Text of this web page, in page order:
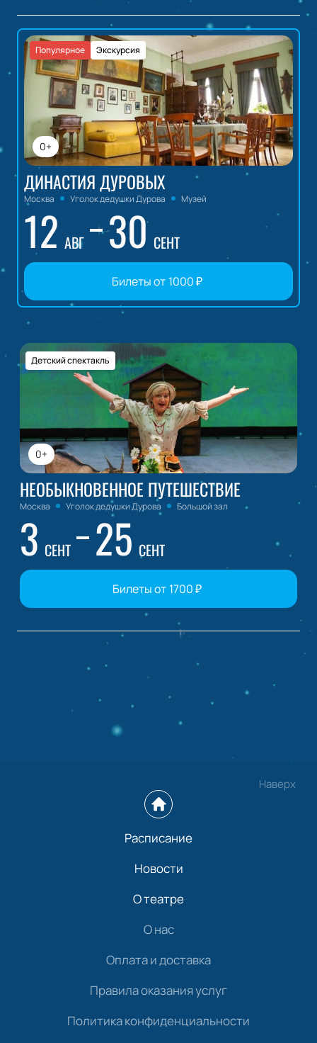
0+
Экскурсия
Популярное
ДИНАСТИЯ ДУРОВЫХ
Москва Уголок дедушки Дурова Музей
12 АВГ 30 СЕНТ
Билеты от 1000₽
0+
Детский спектакль
НЕОБЫКНОВЕННОЕ ПУТЕШЕСТВИЕ
Москва Уголок дедушки Дурова Большой зал
3 СЕНТ 25 СЕНТ
Билеты от 1700₽
Наверх
Расписание
Новости
О театре
О нас
Оплата и доставка
Правила оказания услуг
Политика конфиденциальности